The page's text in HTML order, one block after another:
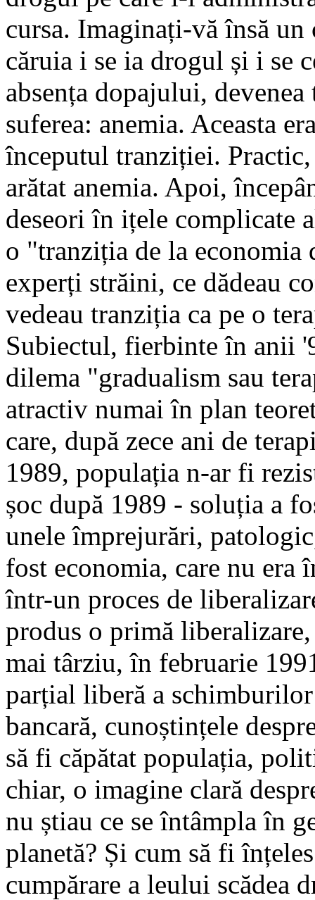
cursa. Imaginați-vă însă
căruia i se ia drogul și i se
absența do­pa­jului,
suferea: anemia. Aceasta
începutul tranziției.
arătat anemia. Apoi,
deseori în ițele compli­cate
o "tran­ziția de la
experți străini, ce dădeau
vedeau tranziția ca pe o
Subiectul, fierbinte în anii
dilema "gra­dua­lism sau
atractiv nu­mai în plan
care, după zece ani de
1989, populația n-ar fi
șoc după 1989 - soluția a
unele împrejurări,
fost economia, care nu era
într-un proces de
produs o primă
mai târziu, în februa­rie
parțial liberă a
bancară, cu­noș­tințele
să fi că­pătat populația,
chiar, o imagine clară
nu știau ce se întâmpla în
planetă? Și cum să fi
cumpărare a leului scădea